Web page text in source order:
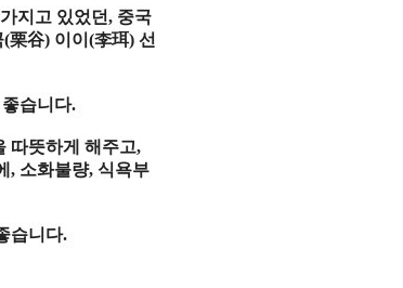
지고 있었던, 중국
(栗谷) 이이 (李珥) 선
습니다.
따뜻하게 해주고,
, 소화불량, 식욕부
습니다.